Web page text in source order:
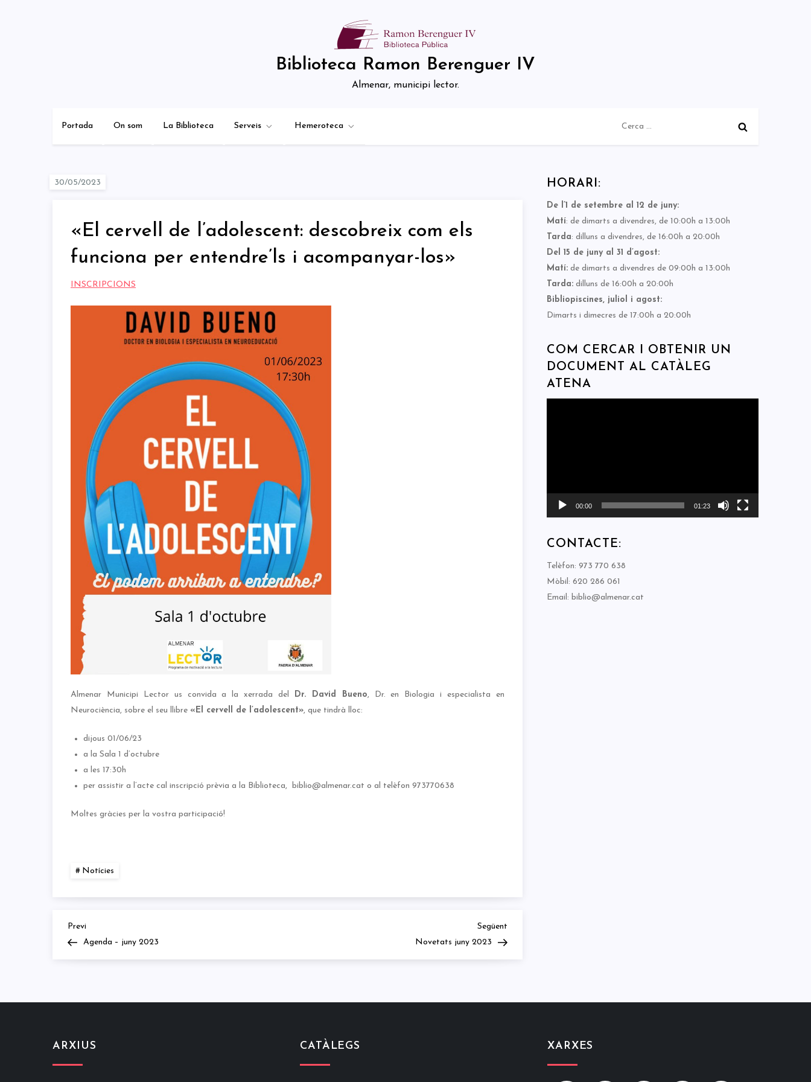
Biblioteca Ramon Berenguer IV
Almenar, municipi lector.
Portada On som La Biblioteca Serveis Hemeroteca
«El cervell de l’adolescent: descobreix com els
funciona per entendre’ls i acompanyar-los»
INSCRIPCIONS
Almenar Municipi Lector us convida a la xerrada del Dr. David Bueno, Dr. en Biologia i especialista en
Neurociència, sobre el seu llibre «El cervell de l’adolescent», que tindrà lloc:
dijous 01/06/23
a la Sala 1 d’octubre
a les 17:30h
per assistir a l’acte cal inscripció prèvia a la Biblioteca, biblio@almenar.cat o al telèfon 973770638
Moltes gràcies per la vostra participació!
Notícies
Navegació
d'entrades
Previous
Post
Previ
Agenda – juny 2023
Post
Següent
Novetats juny 2023
HORARI:
De l’1 de setembre al 12 de juny:
Matí: de dimarts a divendres, de 10:00h a 13:00h
Tarda: dilluns a divendres, de 16:00h a 20:00h
Del 15 de juny al 31 d’agost:
Matí: de dimarts a divendres de 09:00h a 13:00h
Tarda: dilluns de 16:00h a 20:00h
Bibliopiscines, juliol i agost:
Dimarts i dimecres de 17:00h a 20:00h
COM CERCAR I OBTENIR UN
DOCUMENT AL CATÀLEG
ATENA
00:00 01:23
CONTACTE:
Telèfon: 973 770 638
Mòbil: 620 286 061
Email: biblio@almenar.cat
ARXIUS CATÀLEGS XARXES